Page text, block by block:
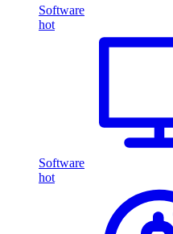
Software
hot
Software
hot